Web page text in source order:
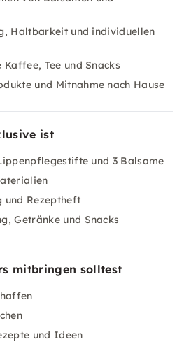
Haltbarkeit und individuellen
Tee und Snacks
und Mitnahme nach Hause
ist
und 3 Balsame
und Rezeptheft
Getränke und Snacks
mitbringen solltest
und Ideen